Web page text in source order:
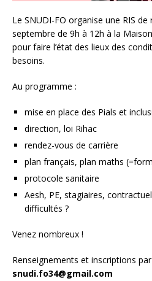
Le SNUDI-FO organise une RIS
septembre de 9h à 12h à la
pour faire l’état des lieux des
besoins.
Au programme :
mise en place des Pials et
direction, loi Rihac
rendez-vous de carrière
plan français, plan maths
protocole sanitaire
Aesh, PE, stagiaires,
difficultés ?
Venez nombreux !
Renseignements et inscriptions
snudi.fo34@gmail.com